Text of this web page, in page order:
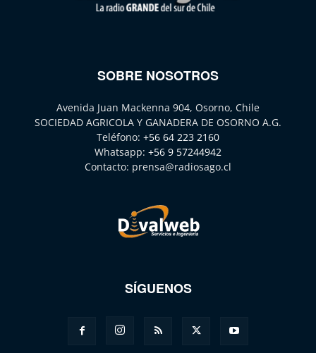
SOBRE NOSOTROS
Avenida Juan Mackenna 904, Osorno, Chile
SOCIEDAD AGRICOLA Y GANADERA DE OSORNO A.G.
Teléfono: +56 64 223 2160
Whatsapp: +56 9 57244942
Contacto: prensa@radiosago.cl
SÍGUENOS